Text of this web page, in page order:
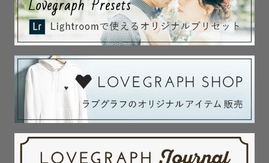
カタチにしていくために、
お気軽にご相談ください。
撮影当日だけでなく、撮影前からも
🌿撮影について
【事前打ち合わせ】
撮影をより充実したものにするために、
ヒアリングさせていただきます。
また「どんなカメラマンが来るのか不安」